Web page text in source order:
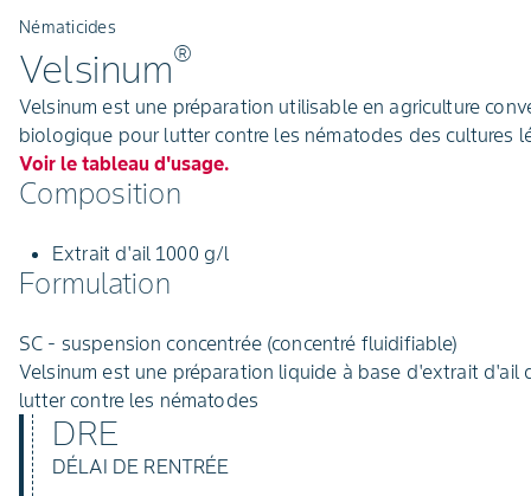
Nématicides
Velsinum®
Velsinum est une préparation utilisable en agriculture
biologique pour lutter contre les nématodes des cultures
Voir le tableau d'usage.
Composition
Extrait d'ail 1000 g/l
Formulation
SC - suspension concentrée (concentré fluidifiable)
Velsinum est une préparation liquide à base d'extrait d'ail
lutter contre les nématodes
DRE
DÉLAI DE RENTRÉE